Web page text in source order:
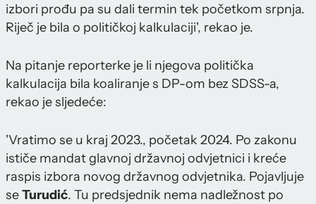
izbori prođu pa su dali termin tek početkom srpnja.
Riječ je bila o političkoj kalkulaciji', rekao je.
Na pitanje reporterke je li njegova politička
kalkulacija bila koaliranje s DP-om bez SDSS-a,
rekao je sljedeće:
'Vratimo se u kraj 2023., početak 2024. Po zakonu
ističe mandat glavnoj državnoj odvjetnici i kreće
raspis izbora novog državnog odvjetnika. Pojavljuje
seTurudić. Tu predsjednik nema nadležnost po